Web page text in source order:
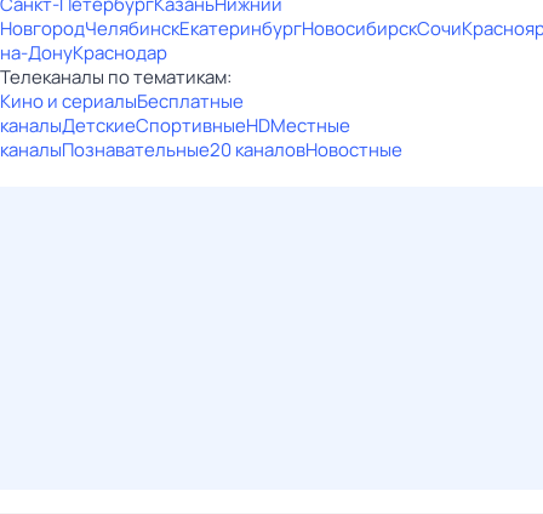
НовгородЧелябинскЕкатеринбургНовосибирскСочи
на-ДонуКраснодар
Телеканалы по тематикам:
Кино и сериалыБесплатные
каналыДетскиеСпортивныеHDМестные
каналыПознавательные20 каналовНовостные